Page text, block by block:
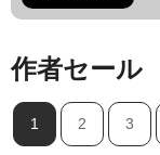
作者セール
1 2 3